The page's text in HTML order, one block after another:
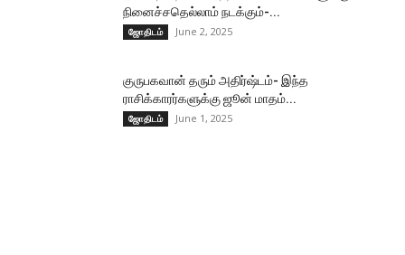
நினைச்சதெல்லாம் நடக்கும்-...
ஜோதிடம் June 2, 2025
குருபகவான் தரும் அதிர்ஷ்டம்- இந்த
ராசிக்காரர்களுக்கு ஜூன் மாதம்...
ஜோதிடம் June 1, 2025